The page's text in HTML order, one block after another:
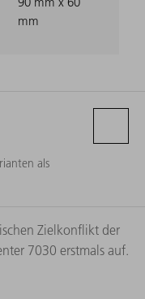
mm
als
Zielkonflikt der
7030 erstmals auf.